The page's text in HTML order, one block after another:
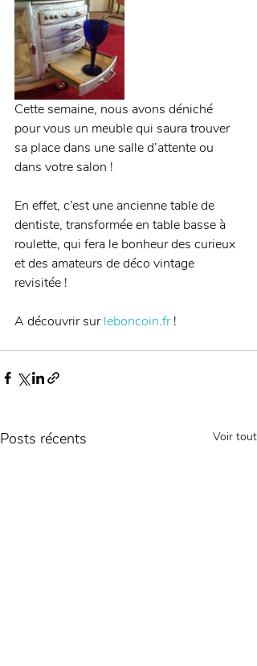
Cette semaine, nous avons déniché
pour vous un meuble qui saura trouver
sa place dans une salle d’attente ou
dans votre salon !
En effet, c’est une ancienne table de
dentiste, transformée en table basse à
roulette, qui fera le bonheur des curieux
et des amateurs de déco vintage
revisitée !
A découvrir sur leboncoin.fr !
Posts récents Voir tout